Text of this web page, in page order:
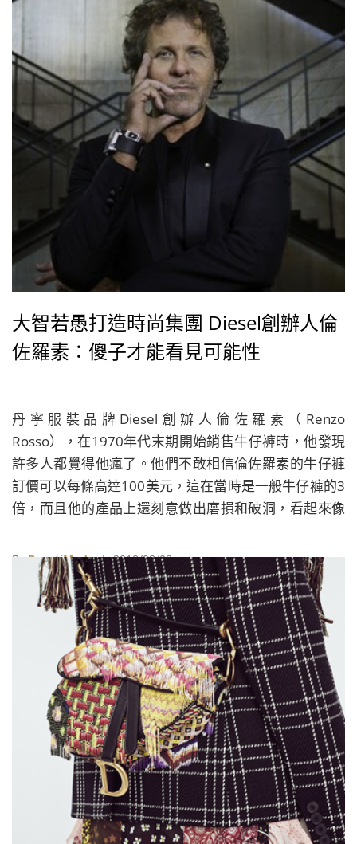
大智若愚打造時尚集團 Diesel創辦人倫
佐羅素：傻子才能看見可能性
丹寧服裝品牌Diesel創辦人倫佐羅素（Renzo
Rosso），在1970年代末期開始銷售牛仔褲時，他發現
許多人都覺得他瘋了。他們不敢相信倫佐羅素的牛仔褲
訂價可以每條高達100美元，這在當時是一般牛仔褲的3
倍，而且他的產品上還刻意做出磨損和破洞，看起來像
誤以為這些褲子是瑕疵品。
ByBeautiMode| 2018/08/08